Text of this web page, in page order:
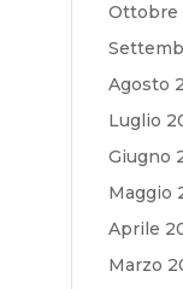
Ottobre
Agosto
Luglio
Giugno
Maggio
Aprile
Marzo